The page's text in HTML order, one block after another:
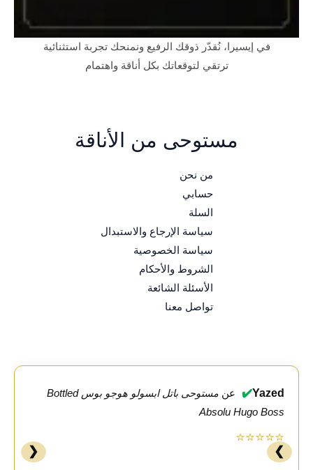
في إيسيرا، نُقدّر ذوقك الرفيع ونمنحك تجربة استثنائية
ترتقي لتوقعاتك بكل أناقة واهتمام
مستوحى من الأناقة
من نحن
حسابي
السلة
سياسة الإرجاع والاستبدال
سياسة الخصوصية
الشروط والأحكام
الأسئلة الشائعة
تواصل معنا
Yazed
✔️ عن
مستوحى باتل ابسولو هوجو بوس Bottled
Absolu Hugo Boss
⭐⭐⭐⭐⭐
❮ ❯